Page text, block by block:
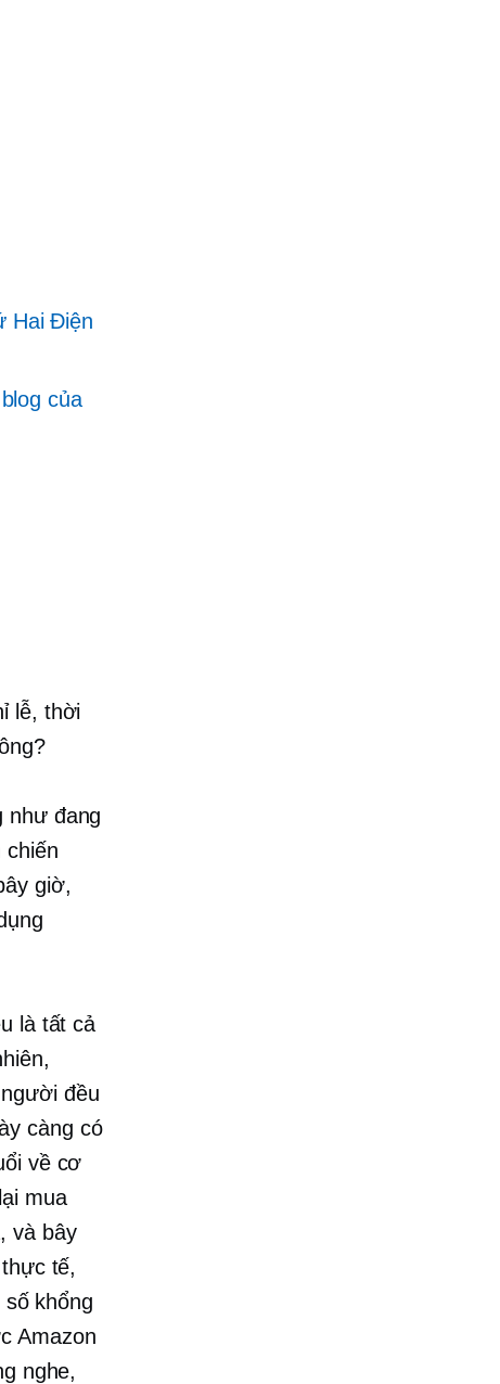
Hai Điện
của
lễ, thời
như đang
chiến
giờ,
là tất cả
đều
càng có
về cơ
mua
và bây
tế,
khổng
Amazon
nghe,